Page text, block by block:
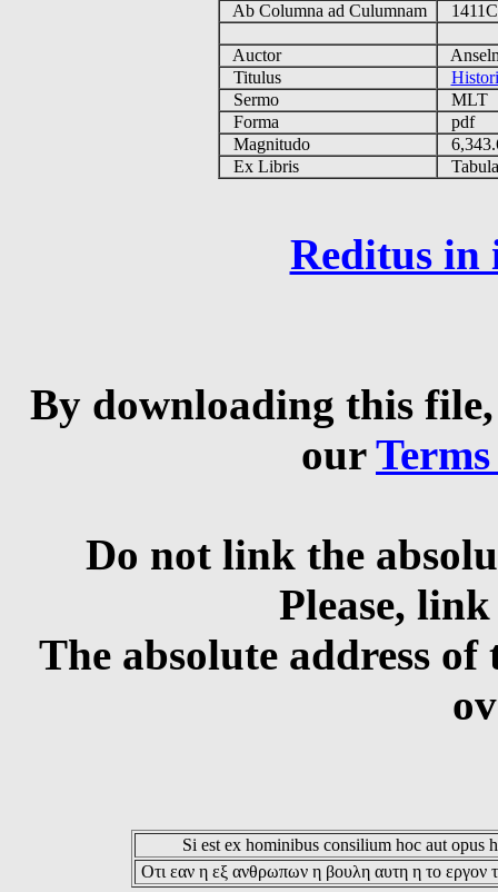
Ab Columna ad Culumnam
Auctor
Titulus
Sermo
MLT
Forma
pdf
Magnitudo
Ex Libris
Reditus in
By downloading this
our
Do not link the
Please,
The absolute address
Si est ex hominibus consilium hoc aut opus
Οτι εαν η εξ ανθρωπων η βουλη αυτη η το εργον